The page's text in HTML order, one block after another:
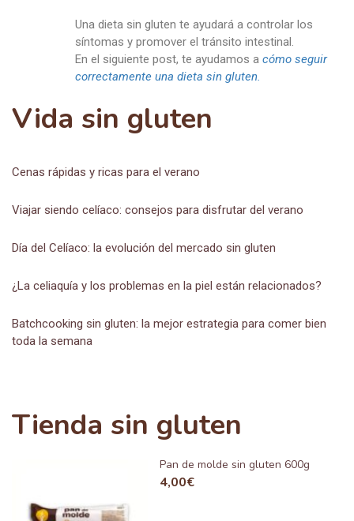
Una dieta sin gluten te ayudará a controlar los
síntomas y promover el tránsito intestinal.
En el siguiente post, te ayudamos a cómo seguir
correctamente una dieta sin gluten.
Vida sin gluten
Cenas rápidas y ricas para el verano
Viajar siendo celíaco: consejos para disfrutar del verano
Día del Celíaco: la evolución del mercado sin gluten
¿La celiaquía y los problemas en la piel están relacionados?
Batchcooking sin gluten: la mejor estrategia para comer bien
toda la semana
Tienda sin gluten
Pan de molde sin gluten 600g
4,00€